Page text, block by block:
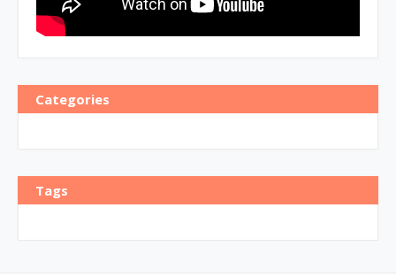
Categories
Tags